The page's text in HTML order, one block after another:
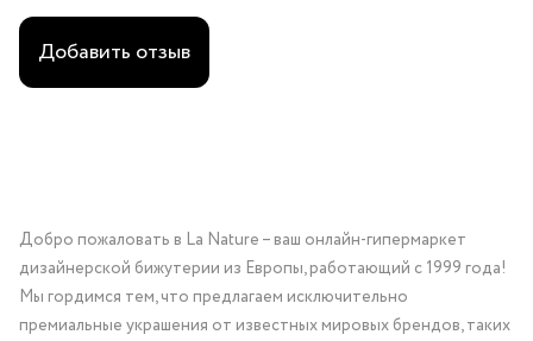
Добавить отзыв
Добро пожаловать в La Nature – ваш онлайн-гипермаркет
дизайнерской бижутерии из Европы, работающий с 1999 года!
Мы гордимся тем, что предлагаем исключительно
премиальные украшения от известных мировых брендов, таких